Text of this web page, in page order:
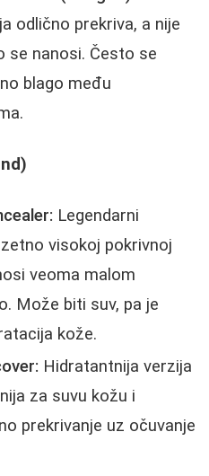
odlično prekriva, a nije
se nanosi. Često se
blago među
Legendarni
visokoj pokrivnoj
veoma malom
Može biti suv, pa je
kože.
Hidratantnija verzija
za suvu kožu i
prekrivanje uz očuvanje